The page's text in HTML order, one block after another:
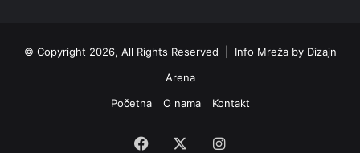
© Copyright 2026, All Rights Reserved | Info Mreža by Dizajn
Arena
Početna
O nama Kontakt
Facebook Instagram